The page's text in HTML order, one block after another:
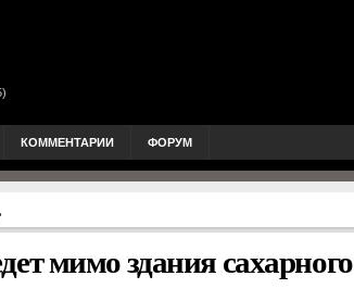
КОММЕНТАРИИ ФОРУМ
мимо здания сахарного